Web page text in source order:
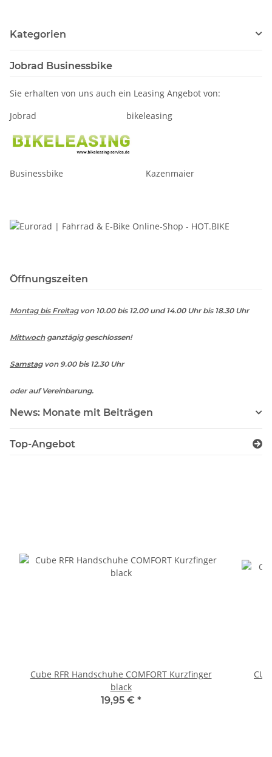
Kategorien
Jobrad Businessbike
Sie erhalten von uns auch ein Leasing Angebot von:
Jobrad bikeleasing
Businessbike Kazenmaier
Öffnungszeiten
Montag bis Freitagvon 10.00 bis 12.00 und 14.00 Uhr bis 18.30 Uhr
Mittwochganztägig geschlossen!
Samstagvon 9.00 bis 12.30 Uhr
oder auf Vereinbarung.
News: Monate mit Beiträgen
Top-Angebot
Cube RFR Handschuhe COMFORT Kurzfinger
black
19,95 € *